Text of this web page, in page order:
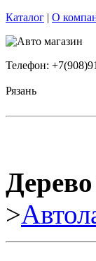
Каталог | О
Телефон:
Рязань
>